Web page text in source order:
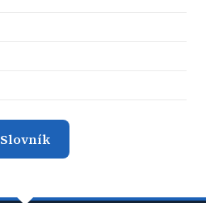
Slovník